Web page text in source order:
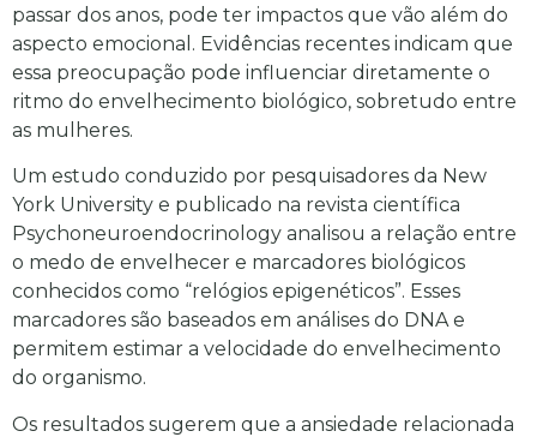
passar dos anos, pode ter impactos que vão além do
aspecto emocional. Evidências recentes indicam que
essa preocupação pode influenciar diretamente o
ritmo do envelhecimento biológico, sobretudo entre
as mulheres.
Um estudo conduzido por pesquisadores da New
York University e publicado na revista científica
Psychoneuroendocrinology analisou a relação entre
o medo de envelhecer e marcadores biológicos
conhecidos como “relógios epigenéticos”. Esses
marcadores são baseados em análises do DNA e
permitem estimar a velocidade do envelhecimento
do organismo.
Os resultados sugerem que a ansiedade relacionada